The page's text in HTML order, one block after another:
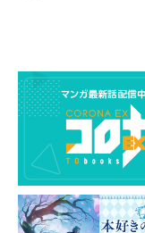
ラたちのキーホ
マイン家族に、ル
キーホルダーが完
に、ナスカンを外
能。下町時代の
ートしよう！
材質 ： アクリ
サイズ ： （約）